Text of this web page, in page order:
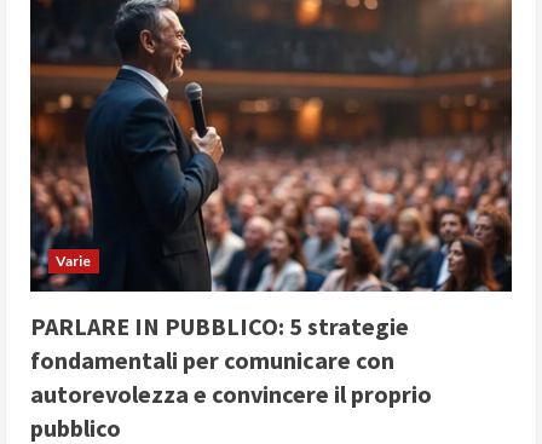
e
R
e
a
d
i
n
g
Varie
PARLARE IN PUBBLICO: 5 strategie
fondamentali per comunicare con
autorevolezza e convincere il proprio
pubblico